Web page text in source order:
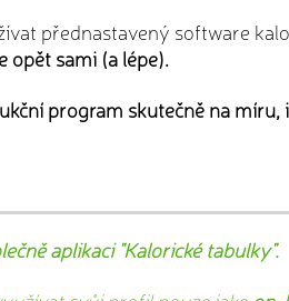
přednastavený software
opět sami (a lépe).
program skutečně na
aplikaci "Kalorické tabulky".